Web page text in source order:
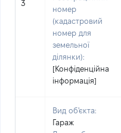
3
номер
(кадастровий
номер для
земельної
ділянки):
[Конфіденційна
інформація]
Вид об'єкта:
Гараж